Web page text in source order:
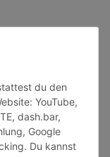
du den
YouTube,
dash.bar,
Google
Du kannst
Uhr